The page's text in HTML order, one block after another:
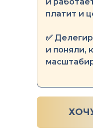
платит и
✅
и поняли,